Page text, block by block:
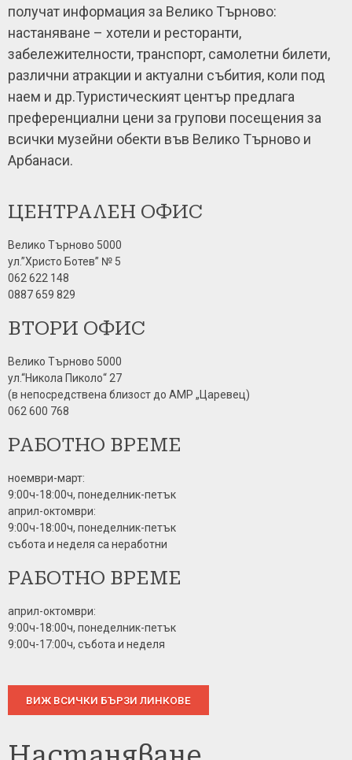
получат информация за Велико Търново:
настаняване – хотели и ресторанти,
забележителности, транспорт, самолетни билети,
различни атракции и актуални събития, коли под
наем и др.Туристическият център предлага
преференциални цени за групови посещения за
всички музейни обекти във Велико Търново и
Арбанаси.
ЦЕНТРАЛЕН ОФИС
Велико Търново 5000
ул.”Христо Ботев” № 5
062 622 148
0887 659 829
ВТОРИ ОФИС
Велико Търново 5000
ул.“Никола Пиколо“ 27
(в непосредствена близост до АМР „Царевец)
062 600 768
РАБОТНО ВРЕМЕ
ноември-март:
9:00ч-18:00ч, понеделник-петък
април-октомври:
9:00ч-18:00ч, понеделник-петък
събота и неделя са неработни
РАБОТНО ВРЕМЕ
април-октомври:
9:00ч-18:00ч, понеделник-петък
9:00ч-17:00ч, събота и неделя
ВИЖ ВСИЧКИ БЪРЗИ ЛИНКОВЕ